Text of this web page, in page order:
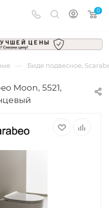
0
— Биде подвесное,
Moon, 5521,